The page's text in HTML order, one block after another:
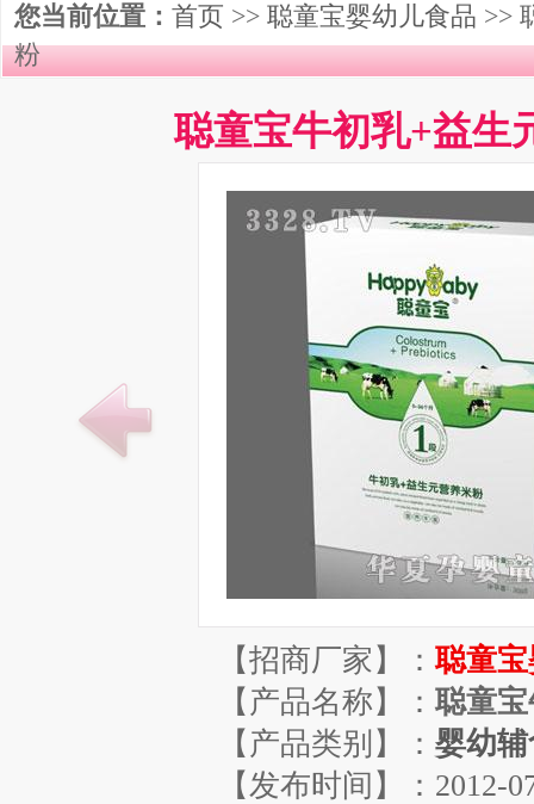
您当前位置： 首页 >> 聪童宝婴幼儿食品 >>
粉
聪童宝牛初乳+益生
【招商厂家】： 聪童
【产品名称】： 聪童
【产品类别】： 婴幼
【发布时间】：2012-